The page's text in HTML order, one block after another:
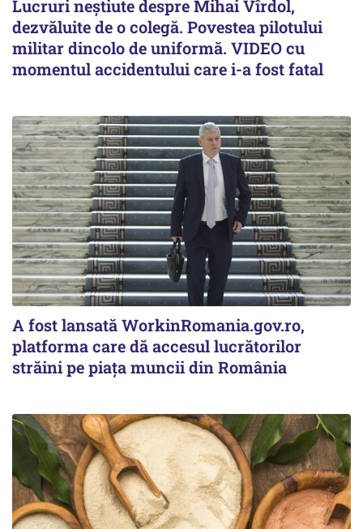
Lucruri neștiute despre Mihai Vîrdol,
dezvăluite de o colegă. Povestea pilotului
militar dincolo de uniformă. VIDEO cu
momentul accidentului care i-a fost fatal
A fost lansată WorkinRomania.gov.ro,
platforma care dă accesul lucrătorilor
străini pe piața muncii din România